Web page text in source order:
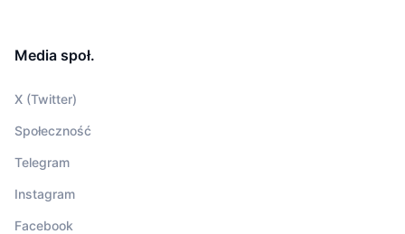
Media społ.
X (Twitter)
Społeczność
Telegram
Instagram
Facebook